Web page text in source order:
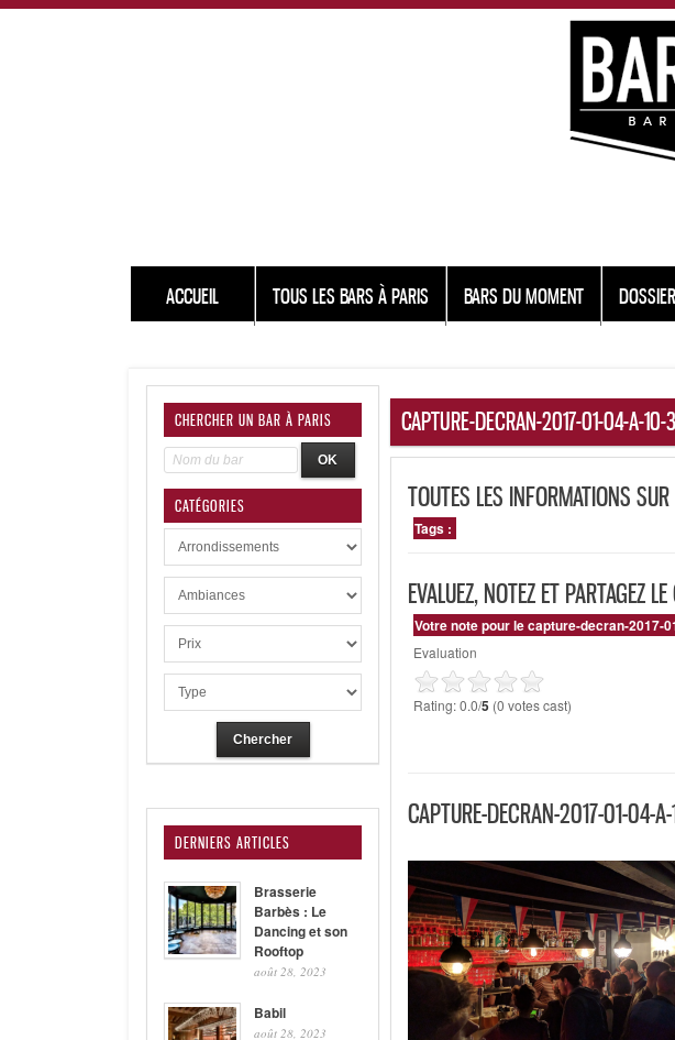
ACCUEIL TOUS LES BARS À PARIS BARS DU MOMENT
CHERCHER UN BAR À PARIS
CATÉGORIES
DERNIERS ARTICLES
Brasserie
Barbès : Le
Dancing et son
Rooftop
août 28, 2023
Babil
août 28, 2023
CAPTURE-DECRAN-2017-01-04-A-
TOUTES LES INFORMATIONS
Tags :
EVALUEZ, NOTEZ ET PARTAGEZ
Votre note pour le capture-decran-2017-
Evaluation
Rating: 0.0/5 (0 votes cast)
CAPTURE-DECRAN-2017-01-04-